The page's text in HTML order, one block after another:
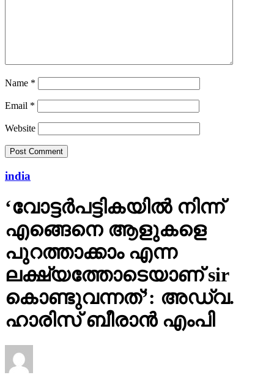
Name *
Email *
Website
india
‘വോട്ടര്‍പട്ടികയില്‍ നിന്ന്
എങ്ങെനെ ആളുകളെ
പുറത്താക്കാം എന്ന
ലക്ഷ്യത്തോടെയാണ് sir
കൊണ്ടുവന്നത്’: അഡ്വ.
ഹാരിസ് ബീരാൻ എംപി